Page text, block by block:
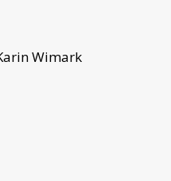
Wimark